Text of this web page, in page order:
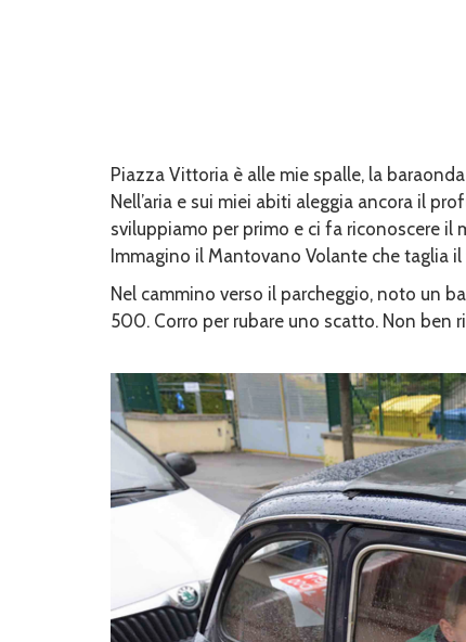
Piazza Vittoria è alle mie spalle, la
Nell’aria e sui miei abiti aleggia ancora il
sviluppiamo per primo e ci fa riconoscere il
Immagino il Mantovano Volante che taglia
Nel cammino verso il parcheggio, noto un
500. Corro per rubare uno scatto. Non